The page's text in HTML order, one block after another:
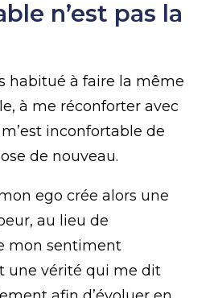
n’est pas la
habitué à faire la même
à me réconforter avec
inconfortable de
de nouveau.
ego crée alors une
au lieu de
mon sentiment
une vérité qui me dit